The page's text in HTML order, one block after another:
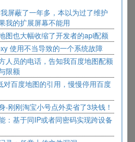
屏蔽了一年多，本以为过了维护
我的扩展屏幕不能用
图也大幅收缩了开发者的api配额
使用不当导致的一个系统故障
人员的电话，告知我百度地图配额
限额
百度地图的引用，慢慢停用百度
-刚刚淘宝小号点外卖省了3块钱！
：基于同IP或者同密码实现跨设备